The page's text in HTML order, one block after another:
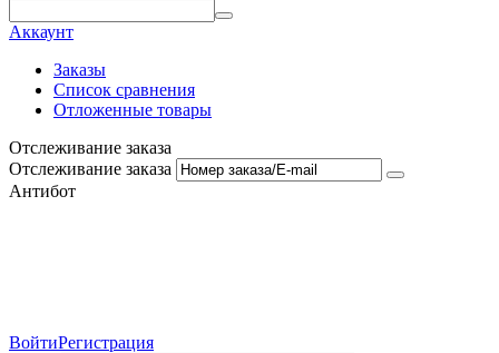
Аккаунт
Заказы
Список сравнения
Отложенные товары
Отслеживание заказа
Отслеживание заказа
Антибот
ВойтиРегистрация